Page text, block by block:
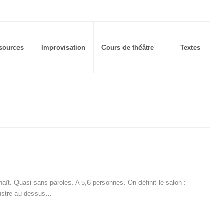
Improvisation Cours de théâtre Textes
Quasi sans paroles. A 5,6 personnes. On définit le salon :
au dessus…